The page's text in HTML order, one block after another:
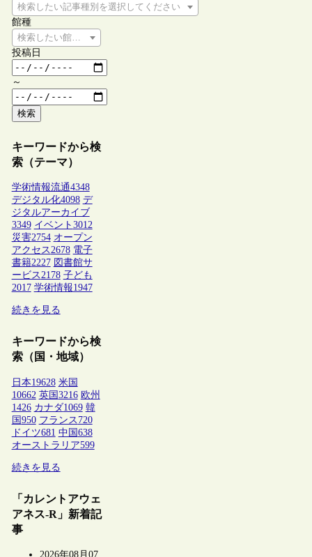
検索したい記事種別を選択してください
館種
検索したい館種を選択してください
投稿日
～
検索
キーワードから検
索（テーマ）
学術情報流通4348
デジタル化4098 デ
ジタルアーカイブ
3349 イベント 3012
災害2754 オープン
アクセス2678 電子
書籍2227 図書館サ
ービス2178 子ども
2017 学術情報1947
続きを見る
キーワードから検
索（国・地域）
日本19628 米国
10662 英国 3216 欧州
1426 カナダ1069 韓
国 950 フランス 720
ドイツ681 中国 638
オーストラリア599
続きを見る
「カレントアウェ
アネス-R」新着記
事
2026年08月07